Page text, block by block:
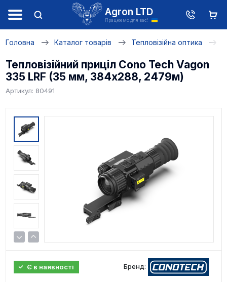
Agron LTD
Працюємо для вас!
Головна Каталог товарів Тепловізійна оптика
Тепловізійний приціл Cono Tech Vagon
335 LRF (35 мм, 384х288, 2479м)
Артикул: 80491
Є в наявності Бренд: